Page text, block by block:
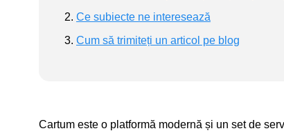
Ce subiecte ne interesează
Cum să trimiteți un articol pe blog
Cartum este o platformă modernă și un set de